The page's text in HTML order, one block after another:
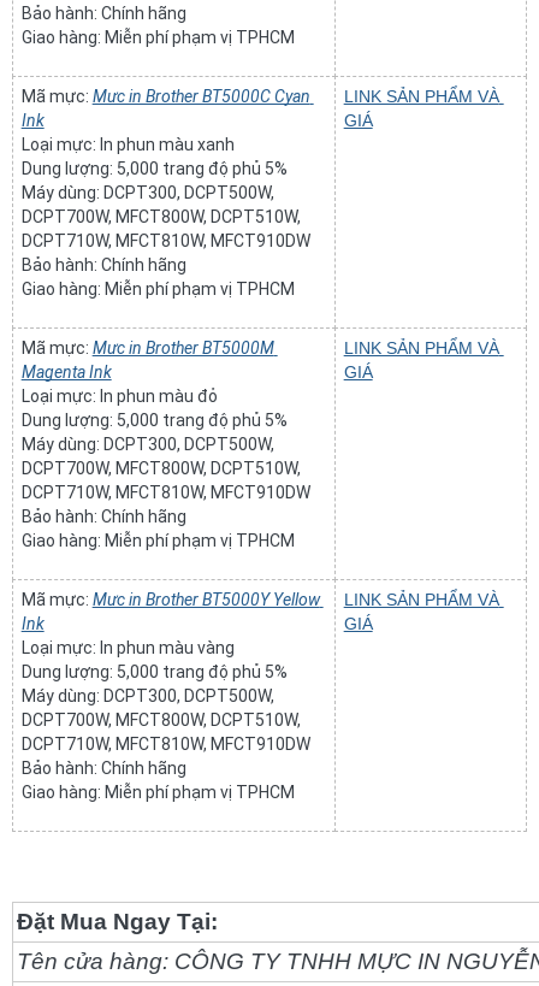
Bảo hành: Chính hãng
Giao hàng: Miễn phí phạm vị TPHCM
Mã mực: Mực in Brother BT5000C Cyan
Ink
Loại mực: In phun màu xanh
Dung lượng: 5,000 trang độ phủ 5%
Máy dùng: DCPT300, DCPT500W,
DCPT700W, MFCT800W, DCPT510W,
DCPT710W, MFCT810W, MFCT910DW
Bảo hành: Chính hãng
Giao hàng: Miễn phí phạm vị TPHCM
LINK SẢN PHẨM VÀ
GIÁ
Mã mực: Mực in Brother BT5000M
Magenta Ink
Loại mực: In phun màu đỏ
Dung lượng: 5,000 trang độ phủ 5%
Máy dùng: DCPT300, DCPT500W,
DCPT700W, MFCT800W, DCPT510W,
DCPT710W, MFCT810W, MFCT910DW
Bảo hành: Chính hãng
Giao hàng: Miễn phí phạm vị TPHCM
LINK SẢN PHẨM VÀ
GIÁ
Mã mực: Mực in Brother BT5000Y Yellow
Ink
Loại mực: In phun màu vàng
Dung lượng: 5,000 trang độ phủ 5%
Máy dùng: DCPT300, DCPT500W,
DCPT700W, MFCT800W, DCPT510W,
DCPT710W, MFCT810W, MFCT910DW
Bảo hành: Chính hãng
Giao hàng: Miễn phí phạm vị TPHCM
LINK SẢN PHẨM VÀ
GIÁ
Đặt Mua Ngay Tại:
Tên cửa hàng: CÔNG TY TNHH MỰC IN